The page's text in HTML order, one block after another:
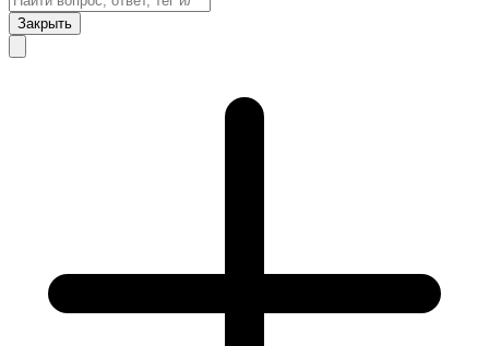
Закрыть